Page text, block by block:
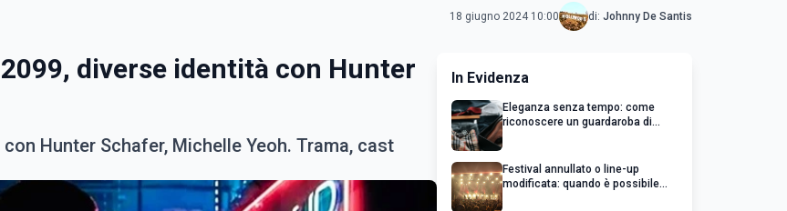
18 giugno 2024 10:00 di: Johnny De Santis
diverse identità con Hunter
Hunter Schafer, Michelle Yeoh. Trama, cast
In Evidenza
Eleganza senza tempo: come
riconoscere un guardaroba di
Festival annullato o line-up
modificata: quando è possibile